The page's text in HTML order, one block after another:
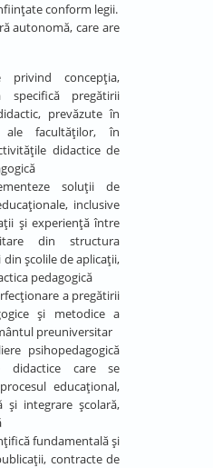
conform legii.
autonomă, care are
privind concepția,
pregătirii
prevăzute în
facultăților, în
didactice de
soluții de
inclusive
și experiență între
din structura
școlile de aplicații,
pedagogică
a pregătirii
și metodice a
preuniversitar
psihopedagogică
didactice care se
educaţional,
şi integrare şcolară,
fundamentală şi
contracte de